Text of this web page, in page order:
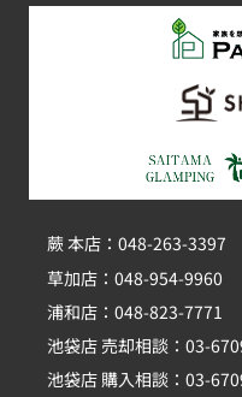
蕨 本店：048-263-3397
草加店：048-954-9960
浦和店：048-823-7771
池袋店 売却相談：03-
池袋店 購入相談：03-